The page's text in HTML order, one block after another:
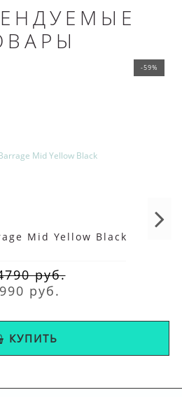
-59%
Mid Yellow Black
руб.
руб.
КУПИТЬ